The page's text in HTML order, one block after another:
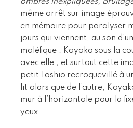
même arrêt sur image
en mémoire pour paralyser
jours qui viennent, au son
maléfique : Kayako sous la
avec elle ; et surtout cette
petit Toshio recroquevillé à
lit alors que de l’autre,
mur à l’horizontale pour la
yeux.